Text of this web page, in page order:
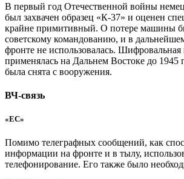
В первый год Отечественной войны
был захвачен образец «К-37» и оценен
крайне примитивный. О потере машины
советскому командованию, и в
фронте не использовалась.
применялась на Дальнем Востоке до 1945
была снята с вооружения.
ВЧ-связь
«ЕС»
Помимо телеграфных сообщений, как
информации на фронте и в тылу,
телефонирование. Его также было